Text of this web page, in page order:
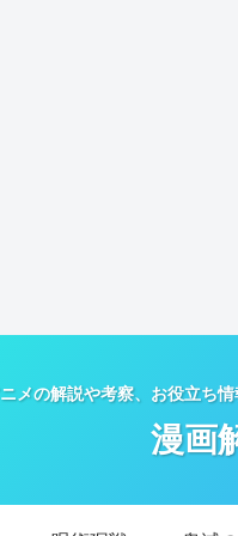
メの解説や考察、お役立ち
漫画